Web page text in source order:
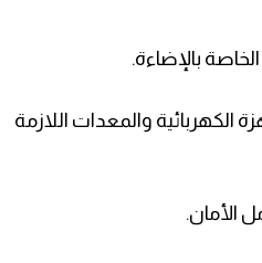
بالإضاءة.
الكهربائية والمعدات اللازمة
الأمان.